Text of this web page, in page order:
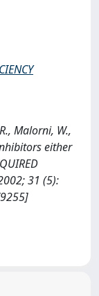
Malorni, W.,
either
31 (5):